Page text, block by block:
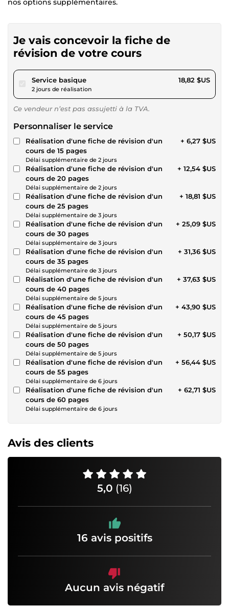
nos options supplémentaires.
Je vais concevoir la fiche de
révision de votre cours
Service basiquepour 17,34 $US
2 jours de réalisation
18,82 $US
Ce vendeur n’est pas assujetti à la TVA.
Personnaliser le service
Réalisation d'une fiche de révision d'un
cours de 15 pages
Délai supplémentaire de 2 jours
+ 6,27 $US
Réalisation d'une fiche de révision d'un
cours de 20 pages
Délai supplémentaire de 2 jours
+ 12,54 $US
Réalisation d'une fiche de révision d'un
cours de 25 pages
Délai supplémentaire de 3 jours
+ 18,81 $US
Réalisation d'une fiche de révision d'un
cours de 30 pages
Délai supplémentaire de 3 jours
+ 25,09 $US
Réalisation d'une fiche de révision d'un
cours de 35 pages
Délai supplémentaire de 3 jours
+ 31,36 $US
Réalisation d'une fiche de révision d'un
cours de 40 pages
Délai supplémentaire de 5 jours
+ 37,63 $US
Réalisation d'une fiche de révision d'un
cours de 45 pages
Délai supplémentaire de 5 jours
+ 43,90 $US
Réalisation d'une fiche de révision d'un
cours de 50 pages
Délai supplémentaire de 5 jours
+ 50,17 $US
Réalisation d'une fiche de révision d'un
cours de 55 pages
Délai supplémentaire de 6 jours
+ 56,44 $US
Réalisation d'une fiche de révision d'un
cours de 60 pages
Délai supplémentaire de 6 jours
+ 62,71 $US
Avis des clients
5,0 (16)
16 avis positifs
Aucun avis négatif